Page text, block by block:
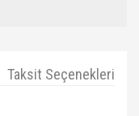
Taksit Seçenekleri